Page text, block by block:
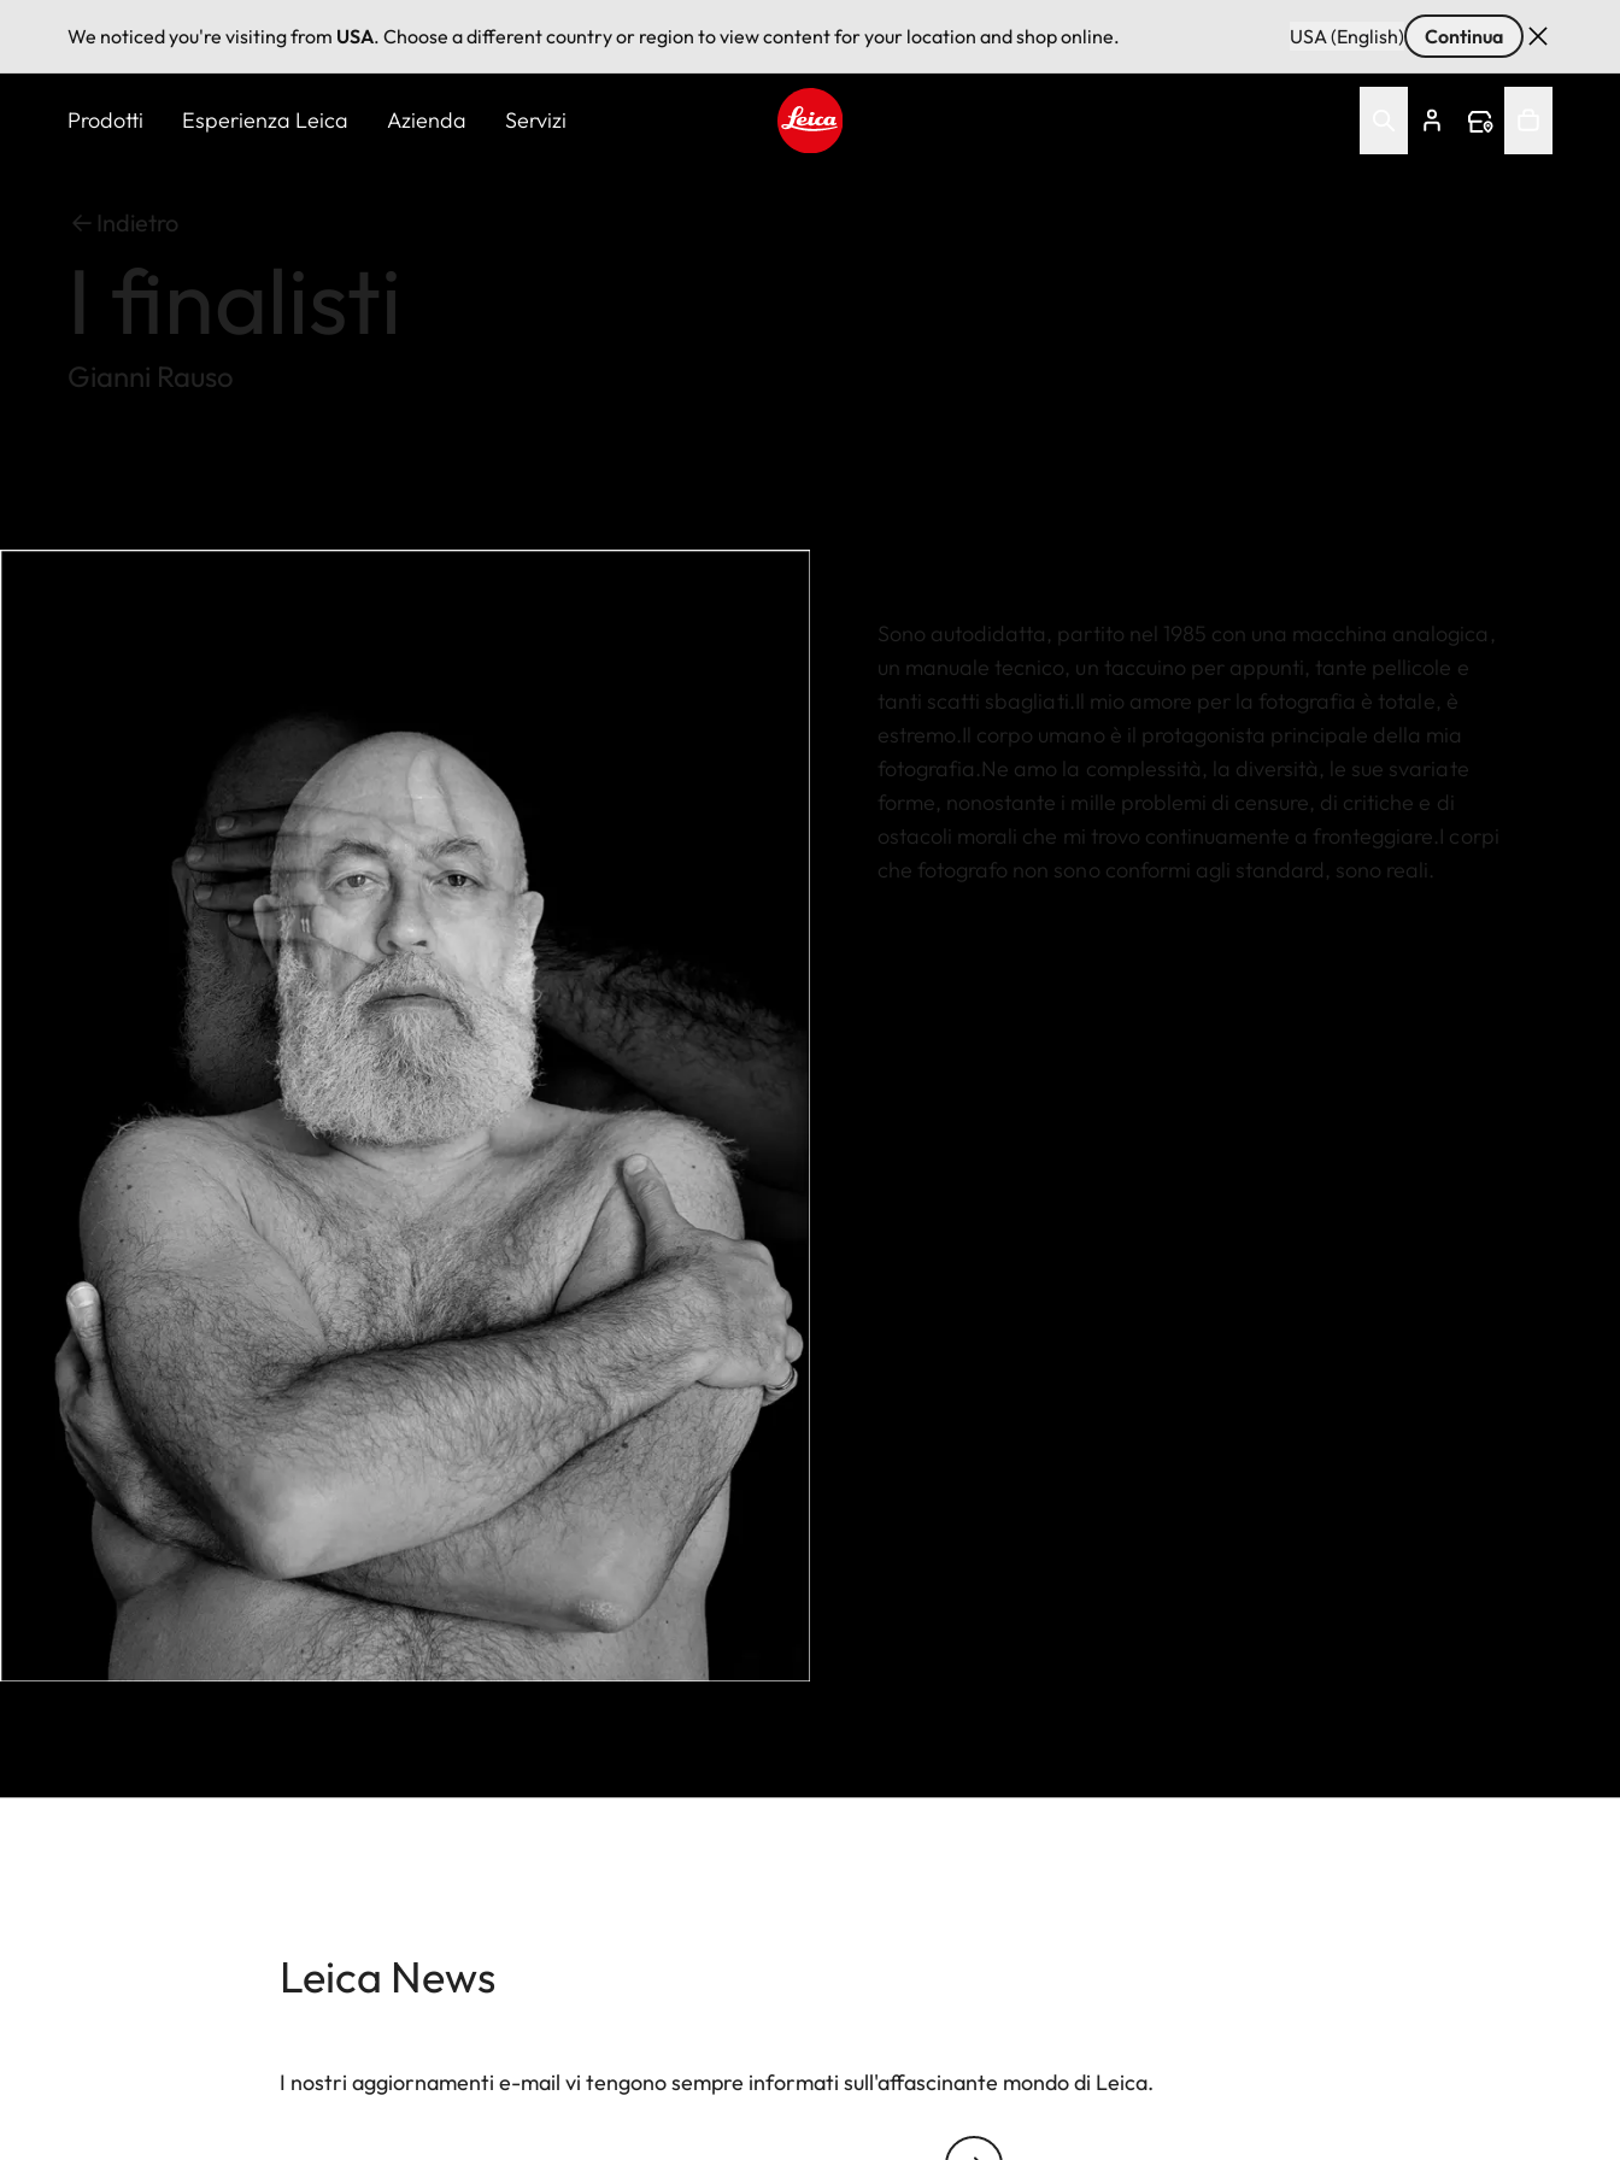
We noticed you're visiting from USA. Choose a different country or region to view content for your location and shop online. USA (English) Continua
Prodotti Esperienza Leica Azienda Servizi
Indietro
I finalisti
Gianni Rauso
Sono autodidatta, partito nel 1985 con una macchina analogica,
un manuale tecnico, un taccuino per appunti, tante pellicole e
tanti scatti sbagliati.Il mio amore per la fotografia è totale, è
estremo.Il corpo umano è il protagonista principale della mia
fotografia.Ne amo la complessità, la diversità, le sue svariate
forme, nonostante i mille problemi di censure, di critiche e di
ostacoli morali che mi trovo continuamente a fronteggiare.I corpi
che fotografo non sono conformi agli standard, sono reali.
Leica News
I nostri aggiornamenti e-mail vi tengono sempre informati sull'affascinante mondo di Leica.